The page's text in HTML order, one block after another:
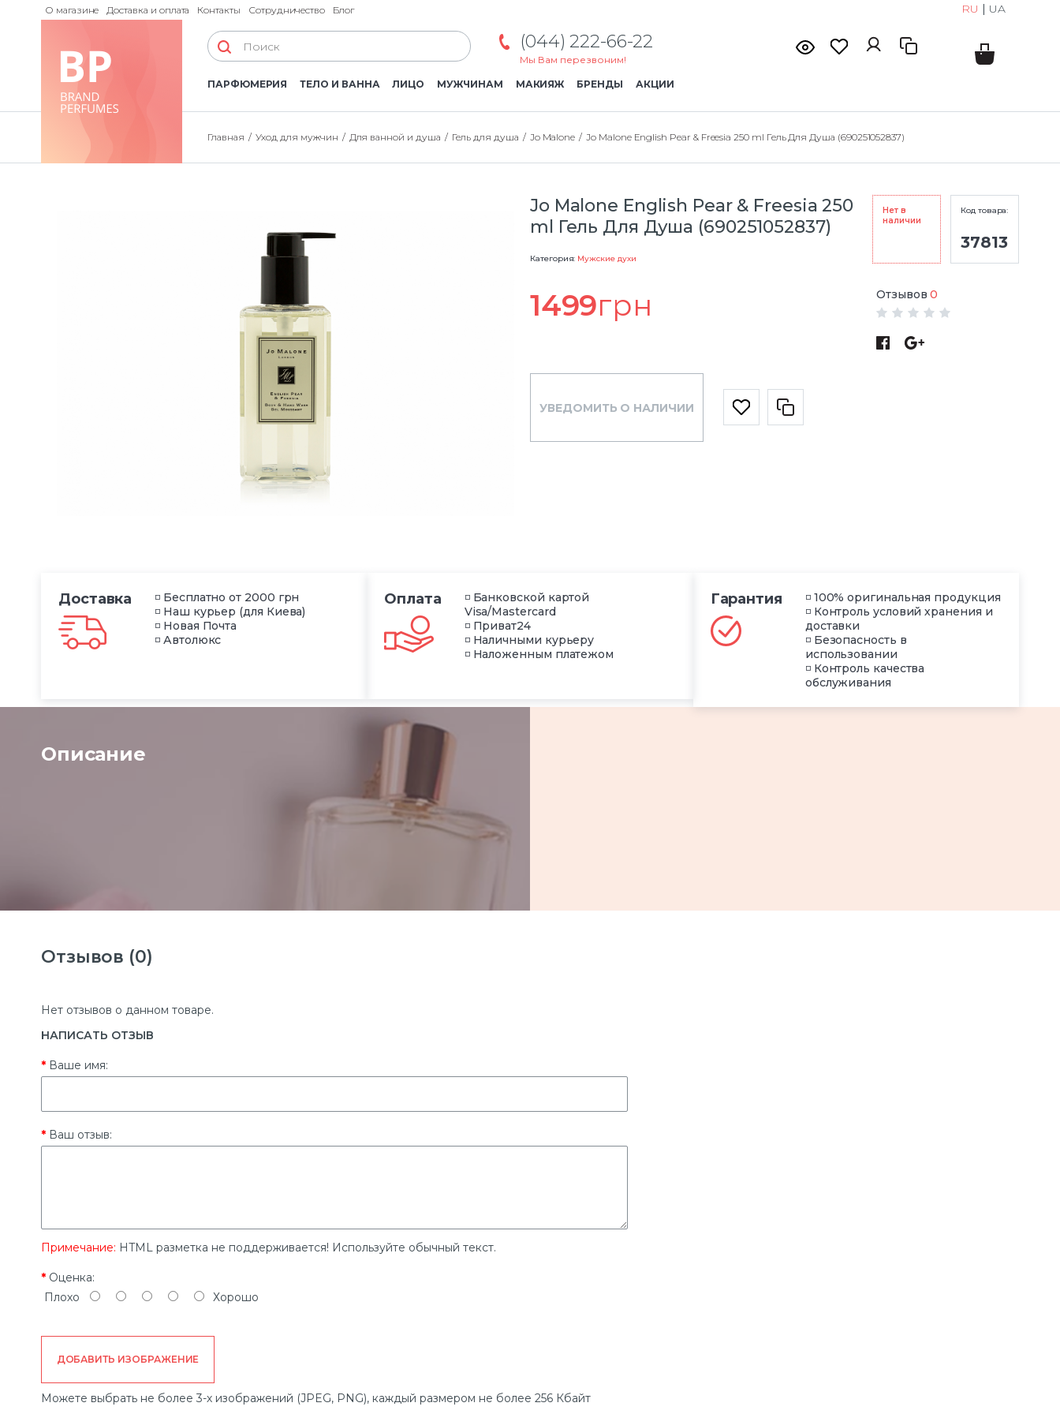
О магазине Доставка и оплата Контакты Сотрудничество Блог RU | UA
(044) 222-66-22
Мы Вам перезвоним!
ПАРФЮМЕРИЯ ТЕЛО И ВАННА ЛИЦО МУЖЧИНАМ МАКИЯЖ БРЕНДЫ АКЦИИ
Главная Уход для мужчин Для ванной и душа Гель для душа Jo Malone Jo Malone English Pear & Freesia 250 ml Гель Для Душа (690251052837)
Jo Malone English Pear & Freesia 250
ml Гель Для Душа (690251052837)
Категория: Мужские духи
Нет в
наличии
Код товара:
37813
1499грн Отзывов 0
УВЕДОМИТЬ О НАЛИЧИИ
Доставка
◽ Бесплатно от 2000 грн
◽ Наш курьер (для Киева)
◽ Новая Почта
◽ Автолюкс
Оплата
◽ Банковской картой
Visa/Mastercard
◽ Приват24
◽ Наличными курьеру
◽ Наложенным платежом
Гарантия
◽ 100% оригинальная продукция
◽ Контроль условий хранения и
доставки
◽ Безопасность в
использовании
◽ Контроль качества
обслуживания
Описание
Отзывов (0)
Нет отзывов о данном товаре.
НАПИСАТЬ ОТЗЫВ
Ваше имя:
Ваш отзыв:
Примечание: HTML разметка не поддерживается! Используйте обычный текст.
Оценка:
Плохо
Хорошо
ДОБАВИТЬ ИЗОБРАЖЕНИЕ
Можете выбрать не более 3-х изображений (JPEG, PNG), каждый размером не более 256 Кбайт